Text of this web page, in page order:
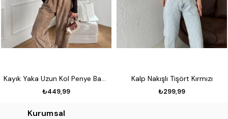
Kayık Yaka Uzun Kol Penye Badi Koyu kahve
₺449,99
Kalp Nakışlı Tişört Kırmızı
₺299,99
Kurumsal